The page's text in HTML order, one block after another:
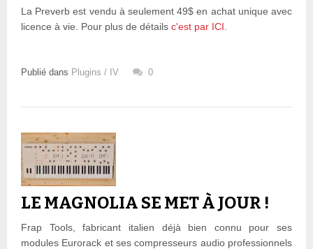
La Preverb est vendu à seulement 49$ en achat unique avec
licence à vie. Pour plus de détails c'est par ICI.
Publié dans Plugins / IV 0
LE MAGNOLIA SE MET À JOUR !
Frap Tools, fabricant italien déjà bien connu pour ses
modules Eurorack et ses compresseurs audio professionnels